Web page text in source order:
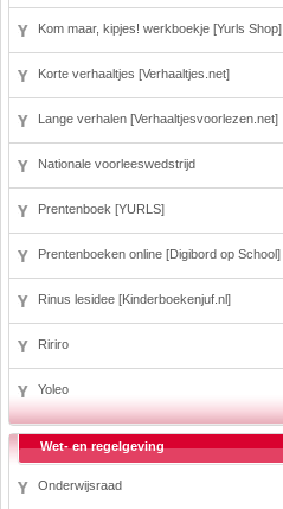
Kom maar, kipjes! werkboekje [Yurls Shop]
Korte verhaaltjes [Verhaaltjes.net]
Lange verhalen [Verhaaltjesvoorlezen.net]
Nationale voorleeswedstrijd
Prentenboek [YURLS]
Prentenboeken online [Digibord op School]
Rinus lesidee [Kinderboekenjuf.nl]
Ririro
Yoleo
Wet- en regelgeving
Onderwijsraad